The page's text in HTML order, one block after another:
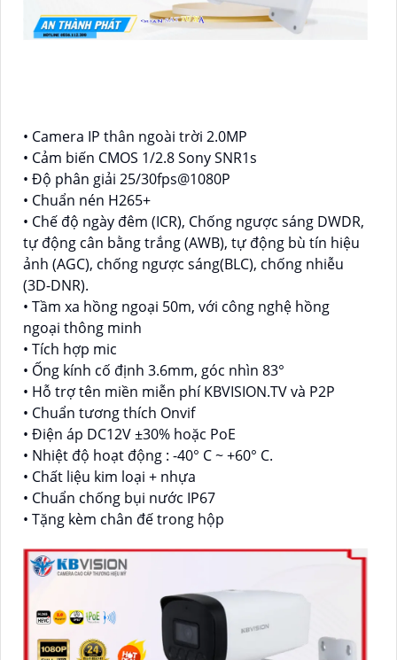
• Camera IP thân ngoài trời 2.0MP
• Cảm biến CMOS 1/2.8 Sony SNR1s
• Độ phân giải 25/30fps@1080P
• Chuẩn nén H265+
• Chế độ ngày đêm (ICR), Chống ngược sáng DWDR,
tự động cân bằng trắng (AWB), tự động bù tín hiệu
ảnh (AGC), chống ngược sáng(BLC), chống nhiễu
(3D-DNR).
• Tầm xa hồng ngoại 50m, với công nghệ hồng
ngoại thông minh
• Tích hợp mic
• Ống kính cố định 3.6mm, góc nhìn 83°
• Hỗ trợ tên miền miễn phí KBVISION.TV và P2P
• Chuẩn tương thích Onvif
• Điện áp DC12V ±30% hoặc PoE
• Nhiệt độ hoạt động : -40° C ~ +60° C.
• Chất liệu kim loại + nhựa
• Chuẩn chống bụi nước IP67
• Tặng kèm chân đế trong hộp